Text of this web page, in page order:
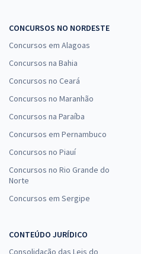
CONCURSOS NO NORDESTE
Concursos em Alagoas
Concursos na Bahia
Concursos no Ceará
Concursos no Maranhão
Concursos na Paraíba
Concursos em Pernambuco
Concursos no Piauí
Concursos no Rio Grande do
Norte
Concursos em Sergipe
CONTEÚDO JURÍDICO
Consolidação das Leis do